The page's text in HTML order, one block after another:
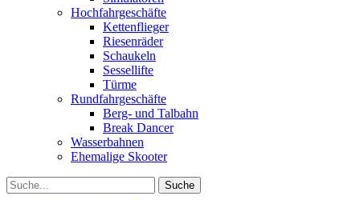
Hochfahrgeschäfte
Kettenflieger
Riesenräder
Schaukeln
Sessellifte
Türme
Rundfahrgeschäfte
Berg- und Talbahn
Break Dancer
Wasserbahnen
Ehemalige Skooter